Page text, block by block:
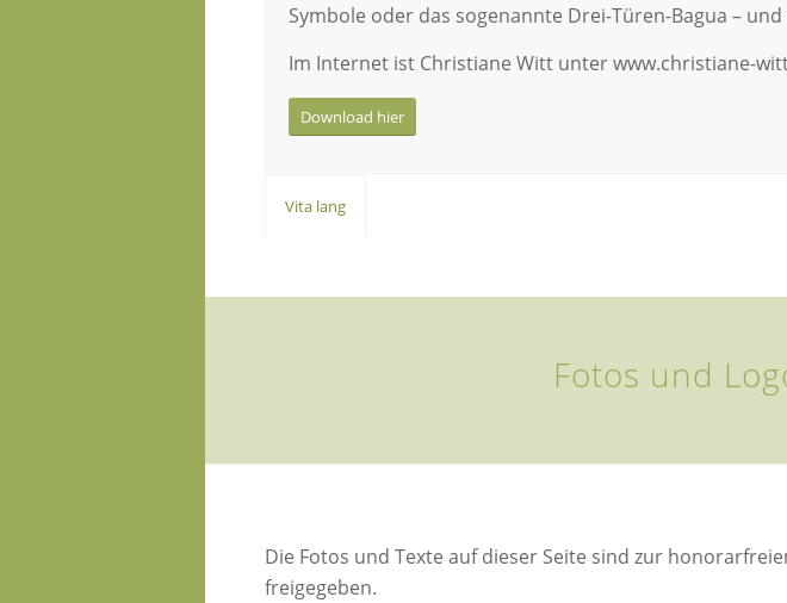
Symbole oder das sogenannte Drei-Türen-Bagua –
Im Internet ist Christiane Witt unter www.christiane-
Download hier
Vita lang
Fotos und
Die Fotos und Texte auf dieser Seite sind zur
freigegeben.